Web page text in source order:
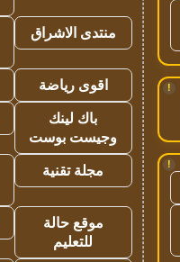
!
!
منتدى الاشراق
اقوى رياضة
باك لينك
وجيست بوست
مجلة تقنية
موقع حالة
للتعليم